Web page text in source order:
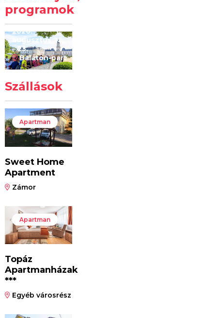
programok
2026
2026.
augusztus 22
– 23.
Balaton-part
Szállások
Apartman
Sweet Home
Apartment
Zámor
Apartman
Topáz
Apartmanházak
***
Egyéb városrész